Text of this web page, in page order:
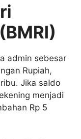
admin sebesar
Rupiah,
Jika saldo
menjadi
Rp 5